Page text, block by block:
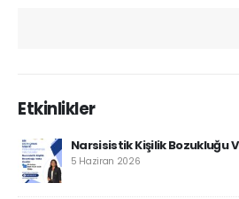
Etkinlikler
Narsisistik Kişilik Bozukluğu
5 Haziran 2026